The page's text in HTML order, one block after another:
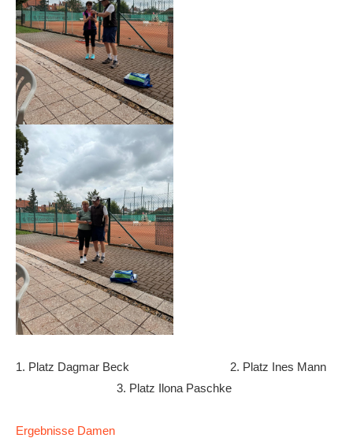
1. Platz Dagmar Beck 2. Platz Ines Mann
3. Platz Ilona Paschke
Ergebnisse Damen